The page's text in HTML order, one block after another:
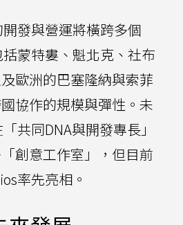
發與營運將橫跨多個
蒙特婁、魁北克、社布
歐洲的巴塞隆納與索菲
協作的規模與彈性。未
共同DNA與開發專長」
創意工作室」，但目前
率先亮相。